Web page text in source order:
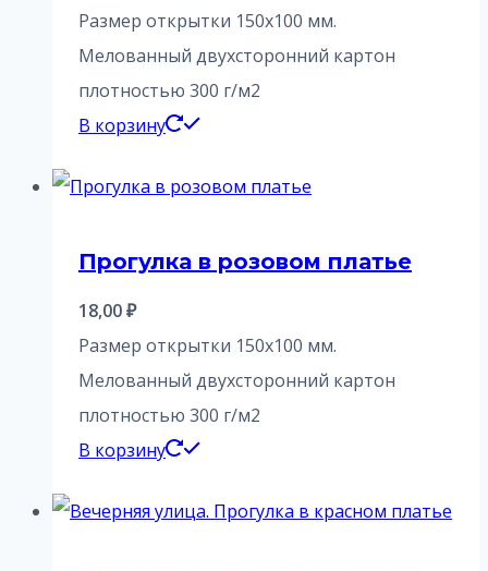
Размер открытки 150х100 мм.
Мелованный двухсторонний картон
плотностью 300 г/м2
В корзину
Прогулка в розовом платье
18,00₽
Размер открытки 150х100 мм.
Мелованный двухсторонний картон
плотностью 300 г/м2
В корзину